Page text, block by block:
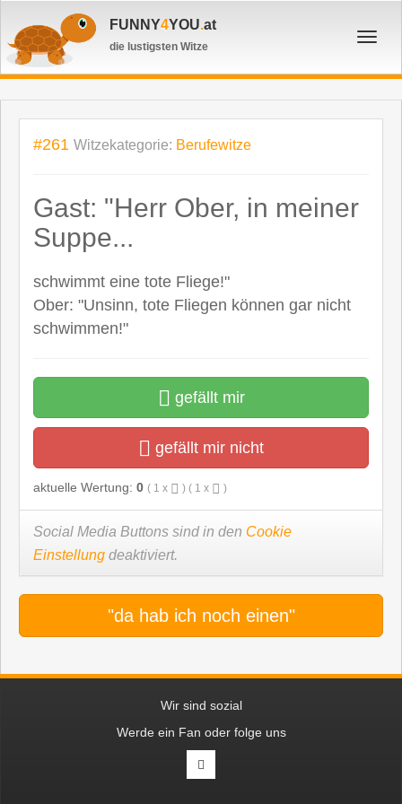
FUNNY4YOU.at
die lustigsten Witze
#261 Witzekategorie: Berufewitze
Gast: "Herr Ober, in meiner
Suppe...
schwimmt eine tote Fliege!"
Ober: "Unsinn, tote Fliegen können gar nicht
schwimmen!"
gefällt mir
gefällt mir nicht
aktuelle Wertung: 0 ( 1 x ) ( 1 x )
Social Media Buttons sind in den Cookie
Einstellung deaktiviert.
"da hab ich noch einen"
Wir sind sozial
Werde ein Fan oder folge uns